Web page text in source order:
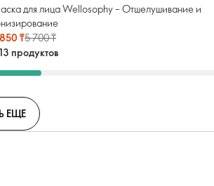
для лица Wellosophy – Отшелушивание и
₸5 700 ₸
продуктов
ЕЩЕ